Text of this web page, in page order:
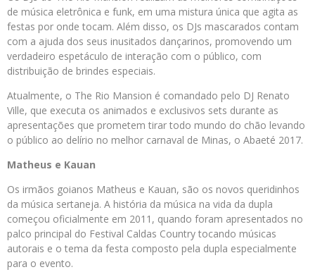
de música eletrônica e funk, em uma mistura única que agita as
festas por onde tocam. Além disso, os DJs mascarados contam
com a ajuda dos seus inusitados dançarinos, promovendo um
verdadeiro espetáculo de interação com o público, com
distribuição de brindes especiais.
Atualmente, o The Rio Mansion é comandado pelo DJ Renato
Ville, que executa os animados e exclusivos sets durante as
apresentações que prometem tirar todo mundo do chão levando
o público ao delírio no melhor carnaval de Minas, o Abaeté 2017.
Matheus e Kauan
Os irmãos goianos Matheus e Kauan, são os novos queridinhos
da música sertaneja. A história da música na vida da dupla
começou oficialmente em 2011, quando foram apresentados no
palco principal do Festival Caldas Country tocando músicas
autorais e o tema da festa composto pela dupla especialmente
para o evento.